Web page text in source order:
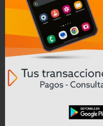
Facebook
Twitter Email
Compartir